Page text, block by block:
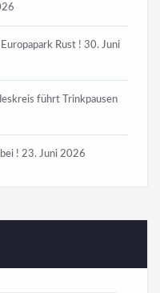
Rust ! 30. Juni
führt Trinkpausen
! 23. Juni 2026